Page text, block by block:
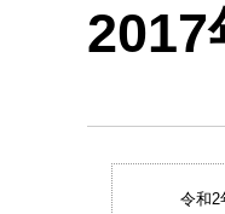
2017
令和2